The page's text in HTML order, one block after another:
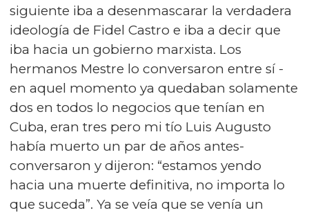
siguiente iba a desenmascarar la verdadera
ideología de Fidel Castro e iba a decir que
iba hacia un gobierno marxista. Los
hermanos Mestre lo conversaron entre sí -
en aquel momento ya quedaban solamente
dos en todos lo negocios que tenían en
Cuba, eran tres pero mi tío Luis Augusto
había muerto un par de años antes-
conversaron y dijeron: “estamos yendo
hacia una muerte definitiva, no importa lo
que suceda”. Ya se veía que se venía un